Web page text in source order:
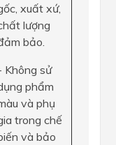
xuất xứ,
lượng
bảo.
Không sử
phẩm
và phụ
trong chế
và bảo